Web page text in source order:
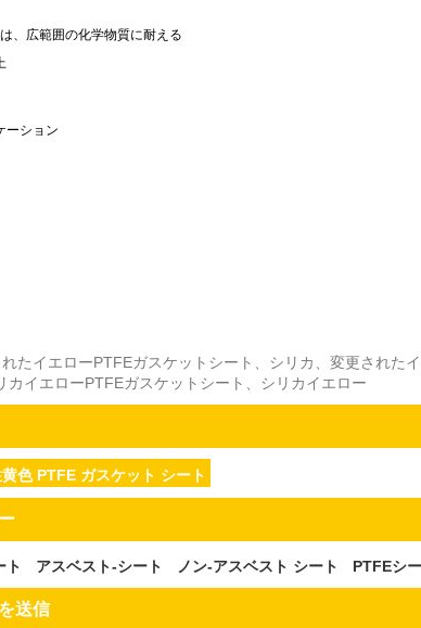
、広範囲の化学物質に耐える
ーション
たイエローPTFEガスケットシート、シリカ、変更された
カイエローPTFEガスケットシート、シリカイエロー
色 PTFE ガスケット シート
ト アスベスト-シート ノン-アスベスト シート PTFEシ
送信